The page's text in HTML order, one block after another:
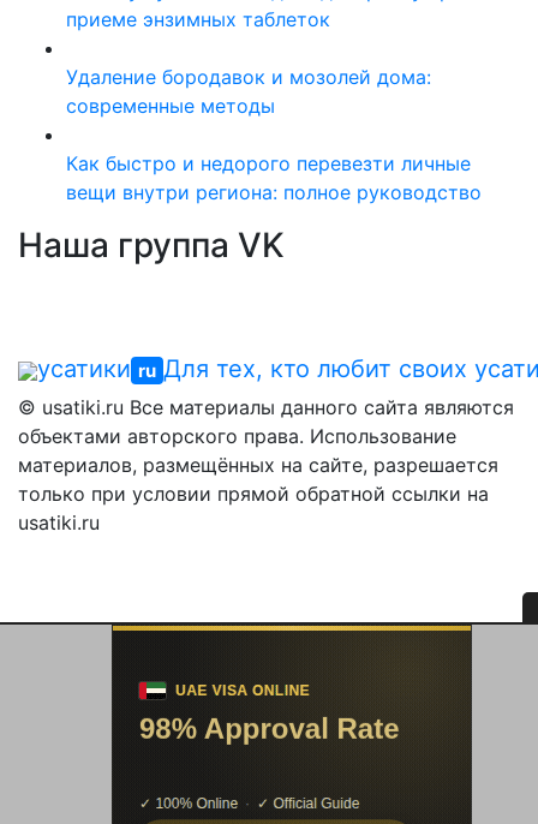
приеме энзимных таблеток
Удаление бородавок и мозолей дома:
современные методы
Как быстро и недорого перевезти личные
вещи внутри региона: полное руководство
Наша группа VK
усатики ru Для тех, кто любит своих
© usatiki.ru Все материалы данного сайта являются
объектами авторского права. Использование
материалов, размещённых на сайте, разрешается
только при условии прямой обратной ссылки на
usatiki.ru